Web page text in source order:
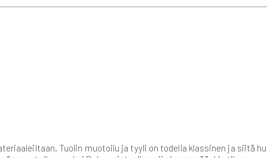
Tuolin muotoilu ja tyyli on todella klassinen ja siitä